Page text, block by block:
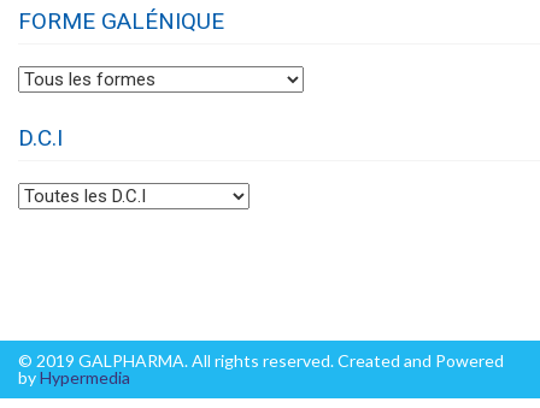
FORME GALÉNIQUE
D.C.I
© 2019 GALPHARMA. All rights reserved. Created and Powered
byHypermedia